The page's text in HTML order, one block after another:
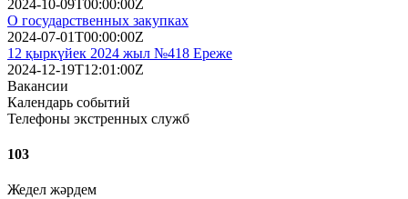
2024-10-09T00:00:00Z
О государственных закупках
2024-07-01T00:00:00Z
12 қыркүйек 2024 жыл №418 Ереже
2024-12-19T12:01:00Z
Вакансии
Календарь событий
Телефоны экстренных служб
103
Жедел жәрдем